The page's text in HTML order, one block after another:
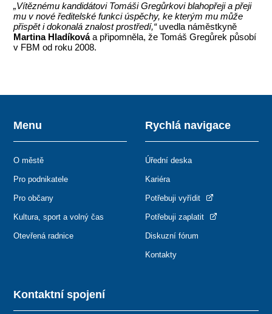
„Vítěznému kandidátovi Tomáši Gregůrkovi blahopřeji a přeji
mu v nové ředitelské funkci úspěchy, ke kterým mu může
přispět i dokonalá znalost prostředí,“uvedla náměstkyně
Martina Hladíkováa připomněla, že Tomáš Gregůrek působí
v FBM od roku 2008.
Kontaktní spojení
Menu
O městě
Pro podnikatele
Pro občany
Kultura, sport a volný čas
Otevřená radnice
Rychlá navigace
Úřední deska
Kariéra
Potřebuji vyřídit
Potřebuji zaplatit
Diskuzní fórum
Kontakty